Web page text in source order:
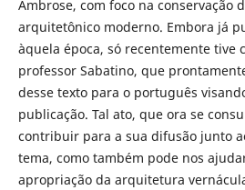
Ambrose, com foco na conservação
arquitetônico moderno. Embora já
àquela época, só recentemente tive
professor Sabatino, que
desse texto para o português
publicação. Tal ato, que ora se
contribuir para a sua difusão junto
tema, como também pode nos
apropriação da arquitetura